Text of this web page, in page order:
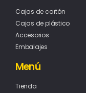
Cajas de cartón
Cajas de plástico
Accesorios
Embalajes
Menú
Tienda